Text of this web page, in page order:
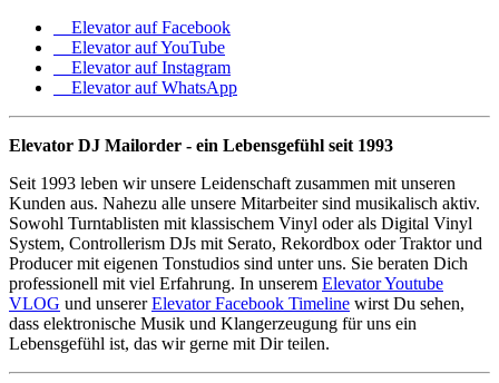
Elevator auf Facebook
Elevator auf YouTube
Elevator auf Instagram
Elevator auf WhatsApp
Elevator DJ Mailorder - ein Lebensgefühl seit 1993
Seit 1993 leben wir unsere Leidenschaft zusammen mit unseren
Kunden aus. Nahezu alle unsere Mitarbeiter sind musikalisch aktiv.
Sowohl Turntablisten mit klassischem Vinyl oder als Digital Vinyl
System, Controllerism DJs mit Serato, Rekordbox oder Traktor und
Producer mit eigenen Tonstudios sind unter uns. Sie beraten Dich
professionell mit viel Erfahrung. In unserem Elevator Youtube
VLOG und unsererElevator Facebook Timeline wirst Du sehen,
dass elektronische Musik und Klangerzeugung für uns ein
Lebensgefühl ist, das wir gerne mit Dir teilen.